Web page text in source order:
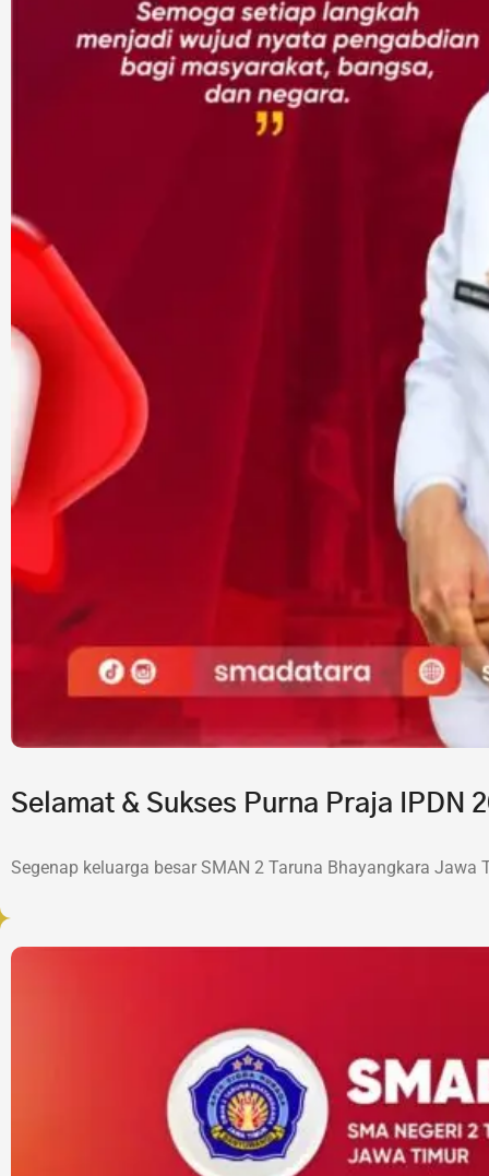
Selamat & Sukses Purna Praja IPDN
Segenap keluarga besar SMAN 2 Taruna Bhayangkara Jawa